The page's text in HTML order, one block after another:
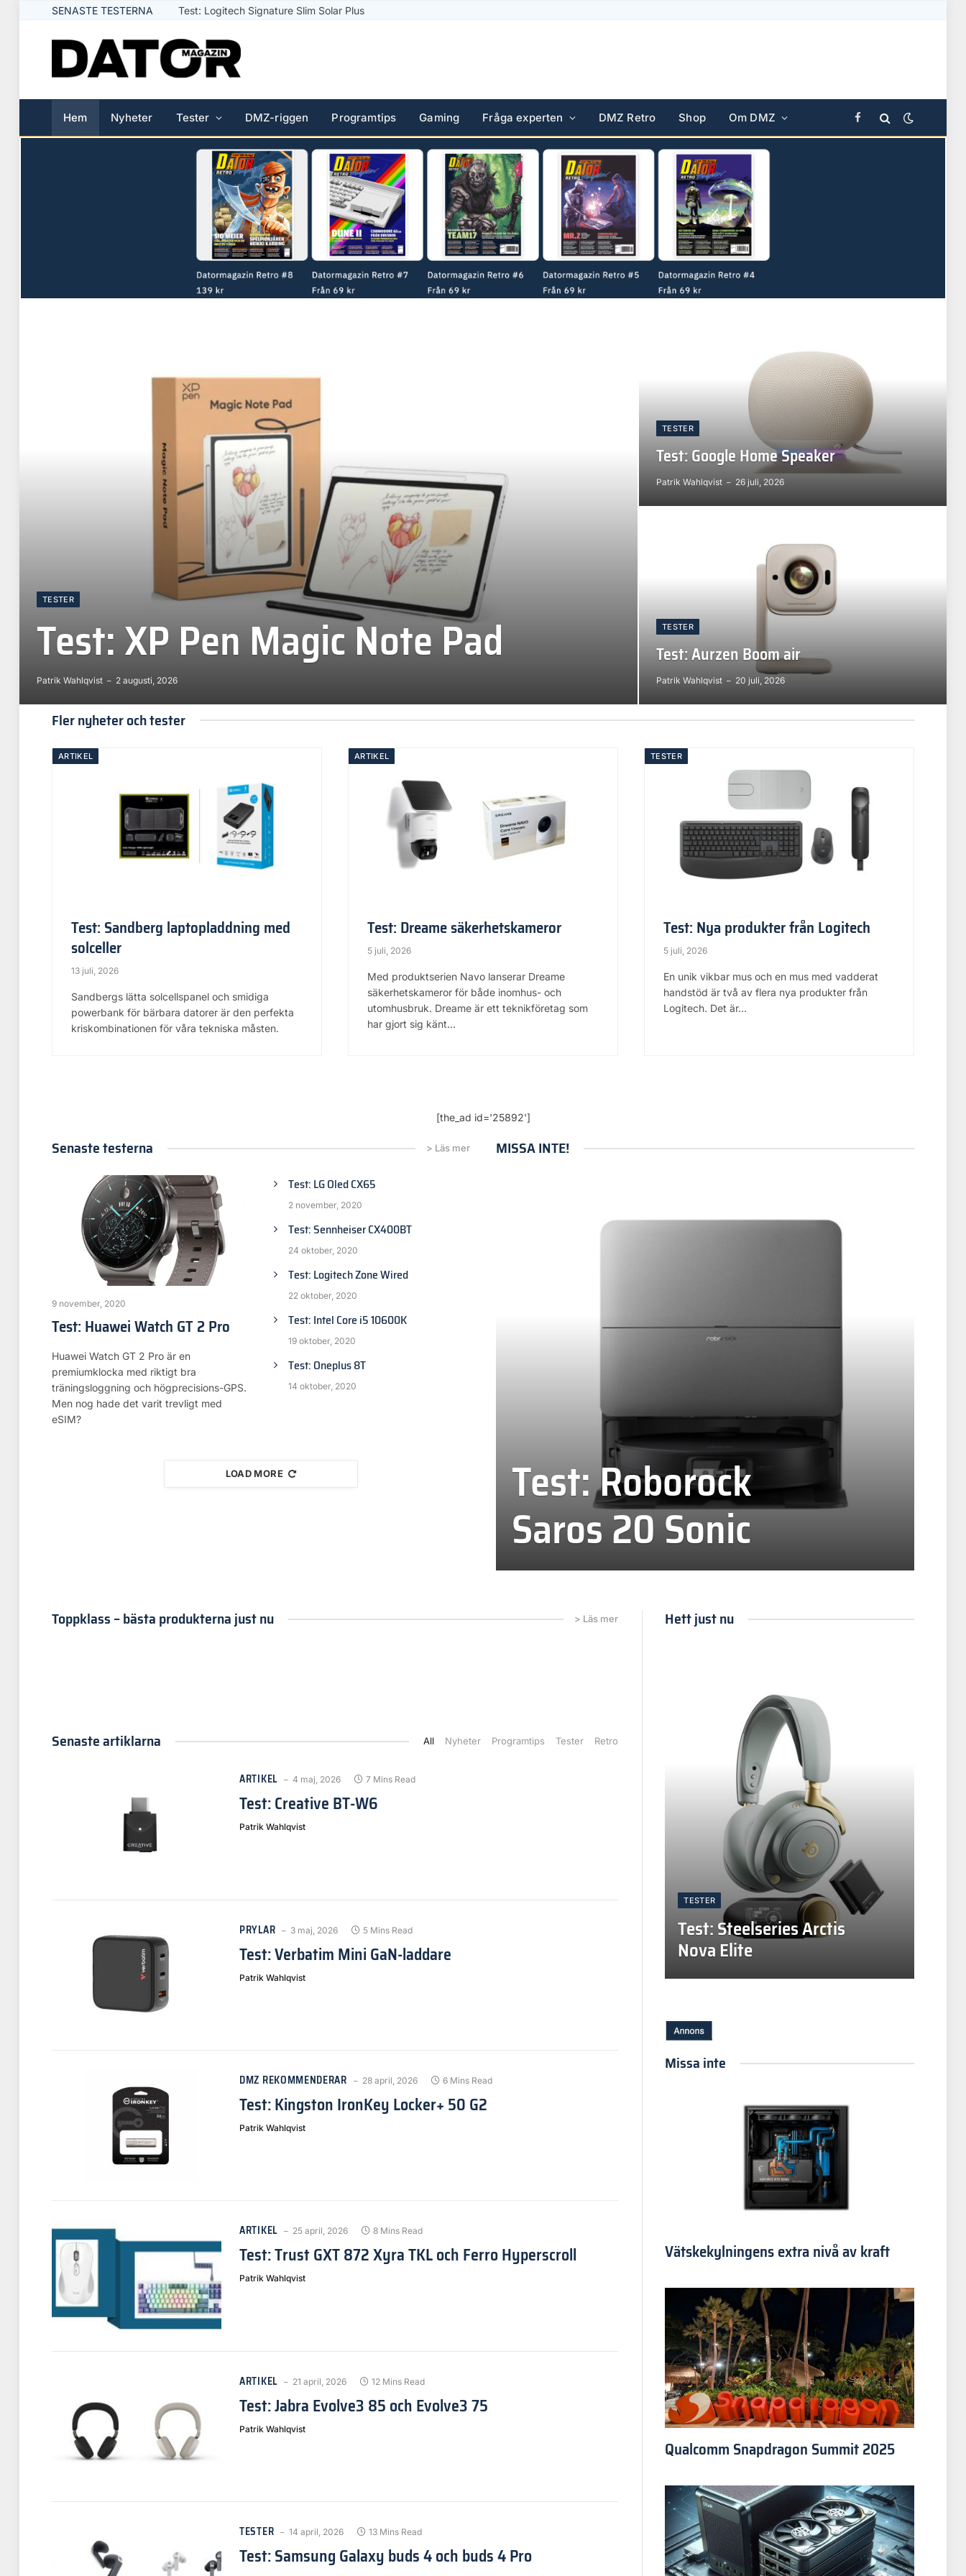
SENASTE TESTERNA Test: Logitech Signature Slim Solar Plus
Hem Nyheter Tester DMZ-riggen Programtips Gaming Fråga experten DMZ Retro Shop Om DMZ Facebook
TESTER
Test: XP Pen Magic Note Pad
Patrik Wahlqvist 2 augusti, 2026
TESTER
Test: Google Home Speaker
Patrik Wahlqvist 26 juli, 2026
TESTER
Test: Aurzen Boom air
Patrik Wahlqvist 20 juli, 2026
Fler nyheter och tester
ARTIKEL
Test: Sandberg laptopladdning med
solceller
13 juli, 2026
Sandbergs lätta solcellspanel och smidiga
powerbank för bärbara datorer är den perfekta
kriskombinationen för våra tekniska måsten.
ARTIKEL
Test: Dreame säkerhetskameror
5 juli, 2026
Med produktserien Navo lanserar Dreame
säkerhetskameror för både inomhus- och
utomhusbruk. Dreame är ett teknikföretag som
har gjort sig känt…
TESTER
Test: Nya produkter från Logitech
5 juli, 2026
En unik vikbar mus och en mus med vadderat
handstöd är två av flera nya produkter från
Logitech. Det är…
[the_ad id='25892']
Senaste testerna > Läs mer
9 november, 2020
Test: Huawei Watch GT 2 Pro
Huawei Watch GT 2 Pro är en
premiumklocka med riktigt bra
träningsloggning och högprecisions-GPS.
Men nog hade det varit trevligt med
eSIM?
Test: LG Oled CX65
2 november, 2020
Test: Sennheiser CX400BT
24 oktober, 2020
Test: Logitech Zone Wired
22 oktober, 2020
Test: Intel Core i5 10600K
19 oktober, 2020
Test: Oneplus 8T
14 oktober, 2020
LOAD MORE
MISSA INTE!
Test: Roborock
Saros 20 Sonic
Toppklass – bästa produkterna just nu > Läs mer
Senaste artiklarna All Nyheter Programtips Tester Retro
ARTIKEL 4 maj, 2026 7 Mins Read
Test: Creative BT-W6
Patrik Wahlqvist
PRYLAR 3 maj, 2026 5 Mins Read
Test: Verbatim Mini GaN-laddare
Patrik Wahlqvist
DMZ REKOMMENDERAR 28 april, 2026 6 Mins Read
Test: Kingston IronKey Locker+ 50 G2
Patrik Wahlqvist
ARTIKEL 25 april, 2026 8 Mins Read
Test: Trust GXT 872 Xyra TKL och Ferro Hyperscroll
Patrik Wahlqvist
ARTIKEL 21 april, 2026 12 Mins Read
Test: Jabra Evolve3 85 och Evolve3 75
Patrik Wahlqvist
TESTER 14 april, 2026 13 Mins Read
Test: Samsung Galaxy buds 4 och buds 4 Pro
Hett just nu
TESTER
Test: Steelseries Arctis
Nova Elite
Missa inte
Vätskekylningens extra nivå av kraft
Qualcomm Snapdragon Summit 2025